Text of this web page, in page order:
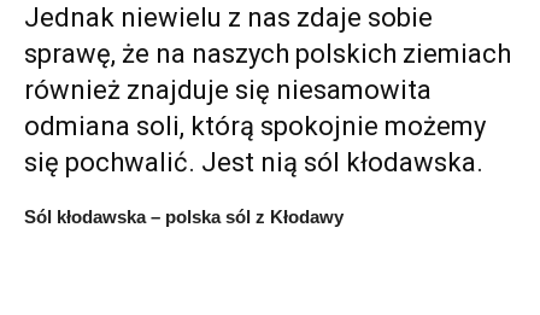
Jednak niewielu z nas zdaje sobie
sprawę, że na naszych polskich ziemiach
również znajduje się niesamowita
odmiana soli, którą spokojnie możemy
się pochwalić. Jest nią sól kłodawska.
Sól kłodawska – polska sól z Kłodawy